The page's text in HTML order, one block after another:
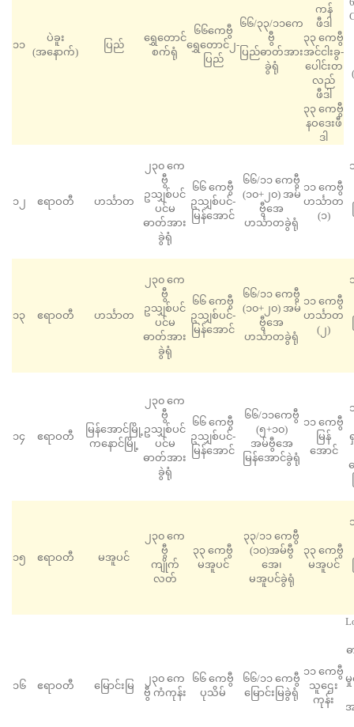
၁၁
ပဲခူး
(အနောက်)
ပြည်
‌ရွှေတောင်
စက်ရုံ
၆၆ကေဗွီ
ရွှေတောင်၂-
ပြည်
၆၆/၃၃/၁၁ကေ
ဗွီ
ပြည်ဓာတ်အား
ခွဲရုံ
ကန်
ဖီဒါ
၃၃ ကေဗွီ
အင်ငါးခွ-
ပေါင်းတ
လည်
ဖီဒါ
၃၃ ကေဗွီ
နဝဒေးဖီ
ဒါ
၁၂ ဧရာဝတီ ဟင်္သာတ
၂၃၀ ကေ
ဗွီ
ဥသျှစ်ပင်
ပင်မ
ဓာတ်အား
ခွဲရုံ
၆၆ ကေဗွီ
ဥသျှစ်ပင်-
မြန်အောင်
၆၆/၁၁ ကေဗွီ
(၁၀+၂၀) အမ်
ဗွီအေ
ဟင်္သာတခွဲရုံ
၁၁ ကေဗွီ
ဟင်္သာတ
(၁)
၁၃ ဧရာဝတီ ဟင်္သာတ
၂၃၀ ကေ
ဗွီ
ဥသျှစ်ပင်
ပင်မ
ဓာတ်အား
ခွဲရုံ
၆၆ ကေဗွီ
ဥသျှစ်ပင်-
မြန်အောင်
၆၆/၁၁ ကေဗွီ
(၁၀+၂၀) အမ်
ဗွီအေ
ဟင်္သာတခွဲရုံ
၁၁ ကေဗွီ
ဟင်္သာတ
(၂)
၁၄ ဧရာဝတီ
မြန်အောင်မြို့
ကနောင်မြို့
၂၃၀ ကေ
ဗွီ
ဥသျှစ်ပင်
ပင်မ
ဓာတ်အား
ခွဲရုံ
၆၆ ကေဗွီ
ဥသျှစ်ပင်-
မြန်အောင်
၆၆/၁၁ကေဗွီ
(၅+၁၀)
အမ်ဗွီအေ
မြန်အောင်ခွဲရုံ
၁၁ ကေဗွီ
မြန်
အောင်
၁၅ ဧရာဝတီ မအူပင်
၂၃၀ ကေ
ဗွီ
ကျိုက်
လတ်
၃၃ ကေဗွီ
မအူပင်
၃၃/၁၁ ကေဗွီ
(၁၀)အမ်ဗွီ
အေ၊
မအူပင်ခွဲရုံ
၃၃ ကေဗွီ
မအူပင်
၁၆ ဧရာဝတီ ‌မြောင်းမြ
၂၃၀ ကေ
ဗွီ ကံကုန်း
၆၆ ကေဗွီ
ပုသိမ်
၆၆/၁၁ ကေဗွီ
မြောင်းမြခွဲရုံ
၁၁ ကေဗွီ
သူဌေး
ကုန်း
မှု